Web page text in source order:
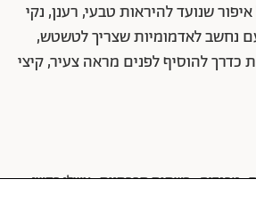
שנועד להיראות טבעי, רענן, נקי
נחשב לאדמומיות שצריך לטשטש,
כדרך להוסיף לפנים מראה צעיר, קיצי
טרנדים רשתות חברתיות אשלי בקשי